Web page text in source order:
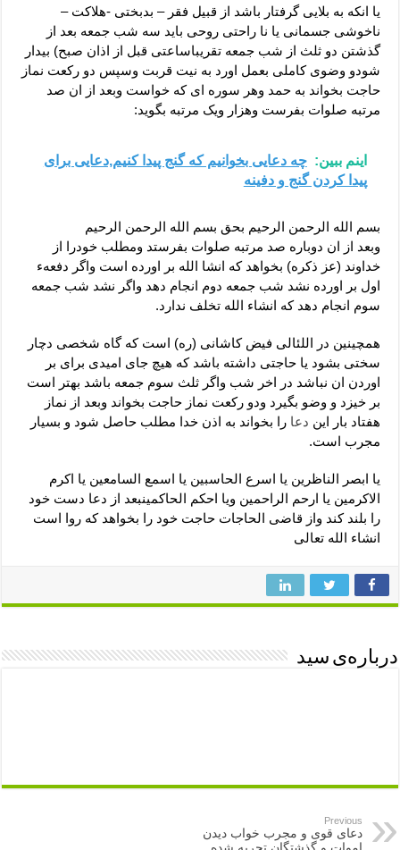
یا انکه به بلایی گرفتار باشد از قبیل فقر – بدبختی -هلاکت –
ناخوشی جسمانی یا نا راحتی روحی باید سه شب جمعه بعد از
گذشتن دو ثلث از شب جمعه تقریباساعتی قبل از اذان صبح) بیدار
شودو وضوی کاملی بعمل اورد به نیت قربت وسپس دو رکعت نماز
حاجت بخواند به حمد وهر سوره ای که خواست وبعد از ان صد
مرتبه صلوات بفرست وهزار ویک مرتبه بگوید:
اینم ببین: چه دعایی بخوانیم که گنج پیدا کنیم,دعایی برای
پیدا کردن گنج و دفینه
بسم الله الرحمن الرحیم بحق بسم الله الرحمن الرحیم
وبعد از ان دوباره صد مرتبه صلوات بفرستد ومطلب خودرا از
خداوند (عز ذکره) بخواهد که انشا الله بر اورده است واگر دفعهء
اول بر اورده نشد شب جمعه دوم انجام دهد واگر نشد شب جمعه
سوم انجام دهد که انشاء الله تخلف ندارد.
همچینین در اللئالی فیض کاشانی (ره) است که گاه شخصی دچار
سختی بشود یا حاجتی داشته باشد که هیچ جای امیدی برای بر
اوردن ان نباشد در اخر شب واگر ثلث سوم جمعه باشد بهتر است
بر خیزد و وضو بگیرد ودو رکعت نماز حاجت بخواند وبعد از نماز
هفتاد بار این دعا را بخواند به اذن خدا مطلب حاصل شود و بسیار
مجرب است.
یا ابصر الناظرین یا اسرع الحاسبین یا اسمع السامعین یا اکرم
الاکرمین یا ارحم الراحمین ویا احکم الحاکمینبعد از دعا دست خود
را بلند کند واز قاضی الحاجات حاجت خود را بخواهد که روا است
انشاء الله تعالی
درباره‌ی سید
Previous
دعای قوی و مجرب خواب دیدن
اموات و گذشتگان تجربه شده